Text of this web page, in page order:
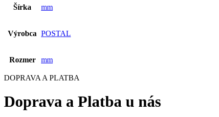
Šírka mm
Výrobca POSTAL
Rozmer mm
DOPRAVA A PLATBA
Doprava a Platba u nás